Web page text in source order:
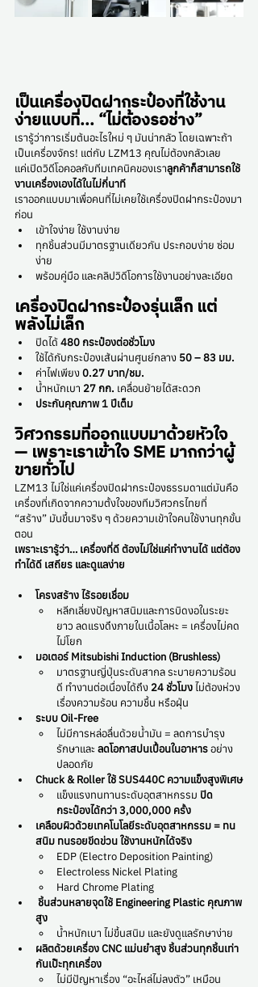
เป็นเครื่องปิดฝากระป๋องที่ใช้งาน
ง่ายแบบที่... “ไม่ต้องรอช่าง”
เรารู้ว่าการเริ่มต้นอะไรใหม่ ๆ มันน่ากลัว โดยเฉพาะถ้า
เป็นเครื่องจักร! แต่กับ LZM13 คุณไม่ต้องกลัวเลย
แค่เปิดวิดีโอคอลกับทีมเทคนิคของเราลูกค้าก็สามารถใช้
งานเครื่องเองได้ในไม่กี่นาที
เราออกแบบมาเพื่อคนที่ไม่เคยใช้เครื่องปิดฝากระป๋องมา
ก่อน
เข้าใจง่าย ใช้งานง่าย
ทุกชิ้นส่วนมีมาตรฐานเดียวกัน ประกอบง่าย ซ่อม
ง่าย
พร้อมคู่มือ และคลิปวิดีโอการใช้งานอย่างละเอียด
เครื่องปิดฝากระป๋องรุ่นเล็ก แต่
พลังไม่เล็ก
ปิดได้ 480 กระป๋องต่อชั่วโมง
ใช้ได้กับกระป๋องเส้นผ่านศูนย์กลาง 50 – 83 มม.
ค่าไฟเพียง 0.27 บาท/ชม.
น้ำหนักเบา 27 กก. เคลื่อนย้ายได้สะดวก
ประกันคุณภาพ 1 ปีเต็ม
วิศวกรรมที่ออกแบบมาด้วยหัวใจ
— เพราะเราเข้าใจ SME มากกว่าผู้
ขายทั่วไป
LZM13 ไม่ใช่แค่เครื่องปิดฝากระป๋องธรรมดาแต่มันคือ
เครื่องที่เกิดจากความตั้งใจของทีมวิศวกรไทยที่
“สร้าง” มันขึ้นมาจริง ๆ ด้วยความเข้าใจคนใช้งานทุกขั้น
ตอน
เพราะเรารู้ว่า… เครื่องที่ดี ต้องไม่ใช่แค่ทำงานได้ แต่ต้อง
ทำได้ดี เสถียร และดูแลง่าย
โครงสร้าง ไร้รอยเชื่อม
หลีกเลี่ยงปัญหาสนิมและการบิดงอในระยะ
ยาว ลดแรงดึงภายในเนื้อโลหะ = เครื่องไม่คด
ไม่โยก
มอเตอร์ Mitsubishi Induction (Brushless)
มาตรฐานญี่ปุ่นระดับสากล ระบายความร้อน
ดี ทำงานต่อเนื่องได้ถึง 24 ชั่วโมง ไม่ต้องห่วง
เรื่องความร้อน ความชื้น หรือฝุ่น
ระบบ Oil-Free
ไม่มีการหล่อลื่นด้วยน้ำมัน = ลดการบำรุง
รักษาและ ลดโอกาสปนเปื้อนในอาหาร อย่าง
ปลอดภัย
Chuck & Roller ใช้ SUS440C ความแข็งสูงพิเศษ
แข็งแรงทนทานระดับอุตสาหกรรม ปิด
กระป๋องได้กว่า 3,000,000 ครั้ง
เคลือบผิวด้วยเทคโนโลยีระดับอุตสาหกรรม = ทน
สนิม ทนรอยขีดข่วน ใช้งานหนักได้จริง
EDP (Electro Deposition Painting)
Electroless Nickel Plating
Hard Chrome Plating
ชิ้นส่วนหลายจุดใช้ Engineering Plastic คุณภาพ
สูง
น้ำหนักเบา ไม่ขึ้นสนิม และยังดูแลรักษาง่าย
ผลิตด้วยเครื่อง CNC แม่นยำสูง ชิ้นส่วนทุกชิ้นเท่า
กันเป๊ะทุกเครื่อง
ไม่มีปัญหาเรื่อง “อะไหล่ไม่ลงตัว” เหมือน